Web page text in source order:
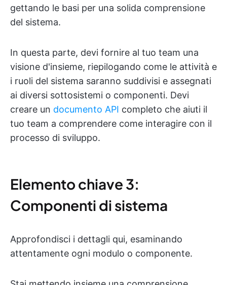
gettando le basi per una solida comprensione
del sistema.
In questa parte, devi fornire al tuo team una
visione d'insieme, riepilogando come le attività e
i ruoli del sistema saranno suddivisi e assegnati
ai diversi sottosistemi o componenti. Devi
creare un documento API completo che aiuti il
tuo team a comprendere come interagire con il
processo di sviluppo.
Elemento chiave 3:
Componenti di sistema
Approfondisci i dettagli qui, esaminando
attentamente ogni modulo o componente.